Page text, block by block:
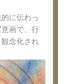
に伝わっ
画で、行
念化され